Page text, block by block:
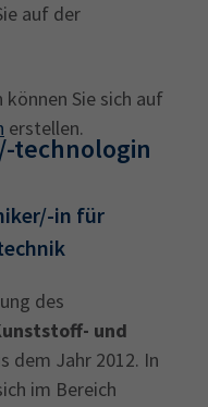
auf der
Sie sich auf
erstellen.
technologin
in für
des
und
dem Jahr 2012. In
im Bereich